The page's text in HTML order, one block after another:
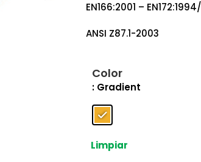
EN166:2001 –
ANSI Z87.1-2003
Color
: Gradient
Limpiar